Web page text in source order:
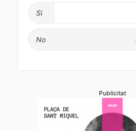
Si
No
Publicitat